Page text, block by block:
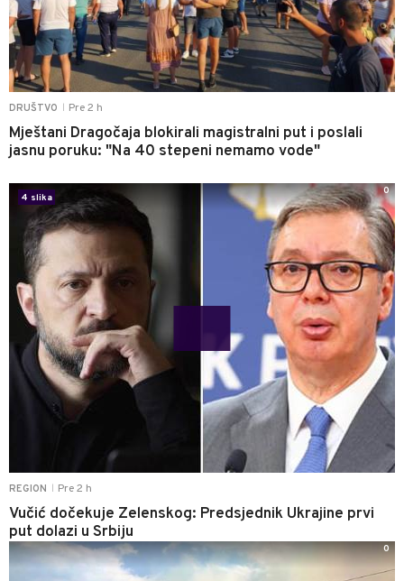
DRUŠTVO Pre 2 h
Mještani Dragočaja blokirali magistralni put i poslali
jasnu poruku: "Na 40 stepeni nemamo vode"
REGION Pre 2 h
Vučić dočekuje Zelenskog: Predsjednik Ukrajine prvi
put dolazi u Srbiju
4 slika
0
0